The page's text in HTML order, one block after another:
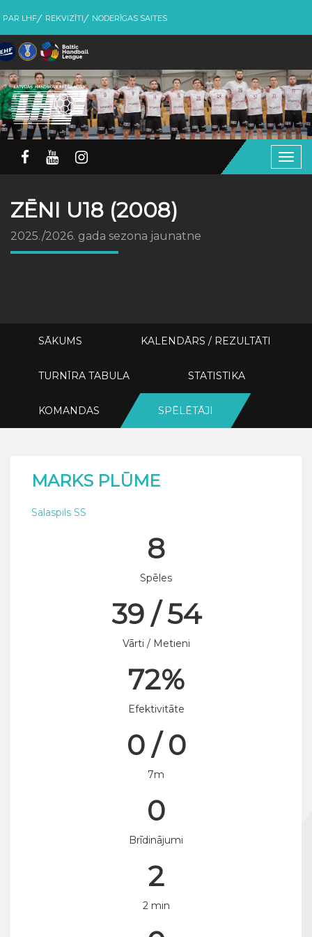
PAR LHF REKVIZĪTI NODERĪGAS SAITES
ZĒNI U18 (2008)
2025./2026. gada sezona jaunatne
SĀKUMS KALENDĀRS / REZULTĀTI
TURNĪRA TABULA STATISTIKA
KOMANDAS SPĒLĒTĀJI
MARKS PLŪME
Salaspils SS
8
Spēles
39 / 54
Vārti / Metieni
72%
Efektivitāte
0 / 0
7m
0
Brīdinājumi
2
2 min